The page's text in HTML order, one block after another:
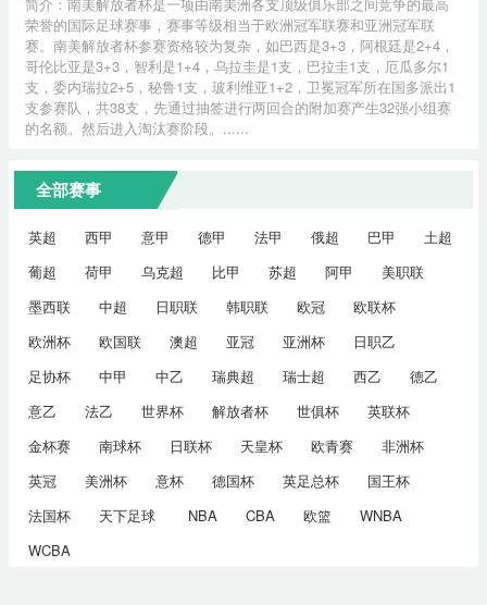
荣誉的国际足球赛事，赛事等级相当于欧洲冠军联赛和亚洲冠军联
赛。南美解放者杯参赛资格较为复杂，如巴西是3+3，阿根廷是2+4，
哥伦比亚是3+3，智利是1+4，乌拉圭是1支，巴拉圭1支，厄瓜多尔1
支，委内瑞拉2+5，秘鲁1支，玻利维亚1+2，卫冕冠军所在国多派出1
支参赛队，共38支，先通过抽签进行两回合的附加赛产生32强小组赛
的名额。然后进入淘汰赛阶段。......
全部赛事
英超 西甲 意甲 德甲 法甲 俄超 巴甲
土超
葡超
荷甲 乌克超 比甲 苏超 阿甲
美职联
墨西联
中超 日职联 韩职联 欧冠
欧联杯
欧洲杯
欧国联 澳超 亚冠 亚洲杯
日职乙
足协杯
中甲 中乙 瑞典超 瑞士超 西乙
德乙
意乙
法乙 世界杯 解放者杯 世俱杯
英联杯
金杯赛
南球杯 日联杯 天皇杯 欧青赛
非洲杯
英冠
美洲杯 意杯 德国杯 英足总杯
国王杯
法国杯
天下足球 NBA CBA 欧篮
WNBA
WCBA